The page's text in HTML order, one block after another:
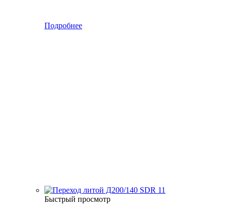
Подробнее
Быстрый просмотр